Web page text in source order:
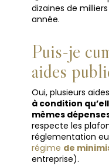
dizaines de
année.
Puis-je
aides
Oui, plusieurs
à condition
mêmes
respecte les
réglementation
régime de
entreprise).